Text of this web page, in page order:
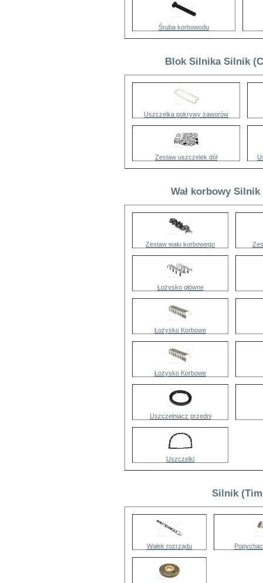
Śruba korbowodu
Blok Silnika Silnik
Uszczelka pokrywy zaworów
Zestaw uszczelek dół
Wał korbowy
Zestaw wału korbowego
Łożysko główne
Łożysko Korbowe
Łożysko Korbowe
Uszczelniacz przedni
Uszczelki
Silnik
Wałek rozrządu